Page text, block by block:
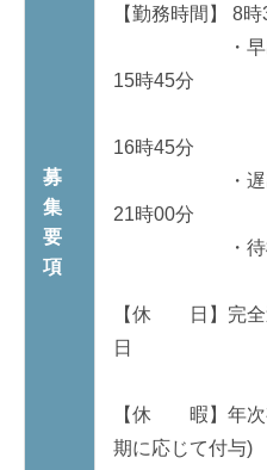
募
集
要
項
【勤務時間】 8
・早出勤
15時45分
8時
16時45分
・遅出勤
21時00分
・待機業
【休 日】完全
日
【休 暇】年次
期に応じて付与)